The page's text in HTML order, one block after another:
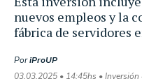
nuevos empleos y la
fábrica de servidores
PoriProUP
03.03.2025 • 14:45hs • Inversión